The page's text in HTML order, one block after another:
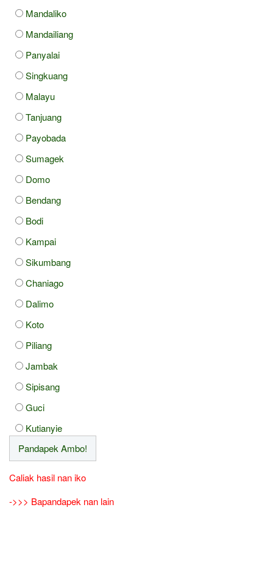
Mandaliko
Mandailiang
Panyalai
Singkuang
Malayu
Tanjuang
Payobada
Sumagek
Domo
Bendang
Bodi
Kampai
Sikumbang
Chaniago
Dalimo
Koto
Piliang
Jambak
Sipisang
Guci
Kutianyie
Caliak hasil nan iko
->>> Bapandapek nan lain